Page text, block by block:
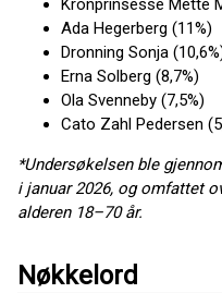
Kronprinsesse Mette
Ada Hegerberg (11%)
Dronning Sonja
Erna Solberg (8,7%)
Ola Svenneby (7,5%)
Cato Zahl Pedersen
*Undersøkelsen ble
i januar 2026, og omfattet
alderen 18–70 år.
Nøkkelord